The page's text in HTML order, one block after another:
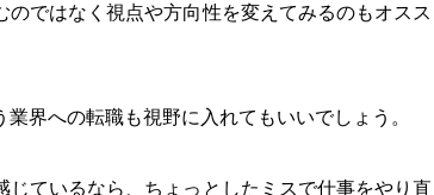
ではなく視点や方向性を変えてみるのもオスス
界への転職も視野に入れてもいいでしょう。
ているなら、ちょっとしたミスで仕事をやり直